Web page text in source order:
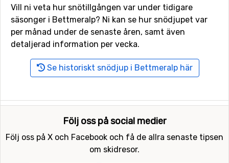
Vill ni veta hur snötillgången var under tidigare
säsonger i Bettmeralp? Ni kan se hur snödjupet var
per månad under de senaste åren, samt även
detaljerad information per vecka.
Se historiskt snödjup i Bettmeralp här
Följ oss på social medier
Följ oss på X och Facebook och få de allra senaste tipsen
om skidresor.